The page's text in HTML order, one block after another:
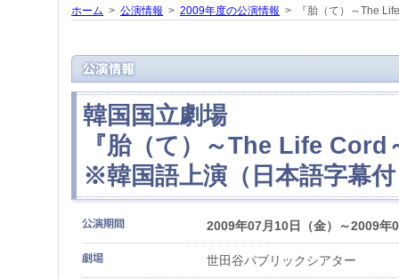
ホーム > 公演情報 > 2009年度の公演情報 > 『胎（て）～The
韓国国立劇場
『胎（て）～The Life Cord
※韓国語上演（日本語
2009年07月10日（金）～2009年
世田谷パブリックシアター